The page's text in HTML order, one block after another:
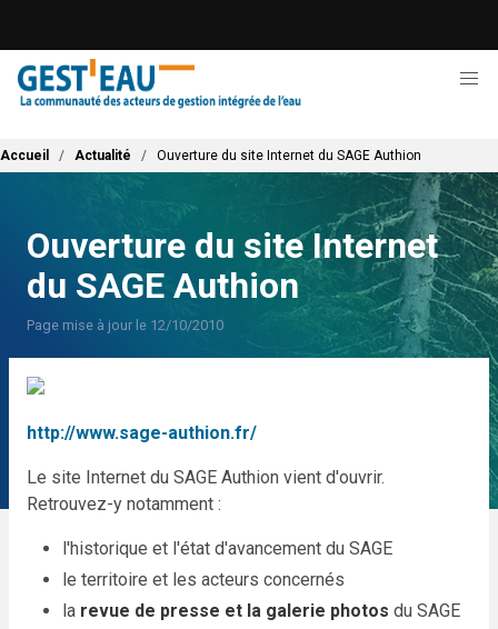
contenu
principal
Fil d'Ariane
Accueil Actualité Ouverture du site Internet du SAGE Authion
Ouverture du site Internet
du SAGE Authion
Page mise à jour le 12/10/2010
http://www.sage-authion.fr/
Le site Internet du SAGE Authion vient d'ouvrir.
Retrouvez-y notamment :
l'historique et l'état d'avancement du SAGE
le territoire et les acteurs concernés
la revue de presse et la galerie photos du SAGE